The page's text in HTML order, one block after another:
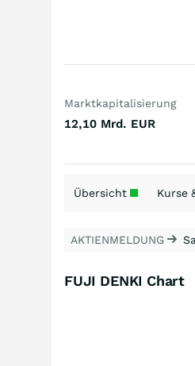
Marktkapitalisierung
12,10 Mrd. EUR
Übersicht Kurse
AKTIENMELDUNG
FUJI DENKI Chart